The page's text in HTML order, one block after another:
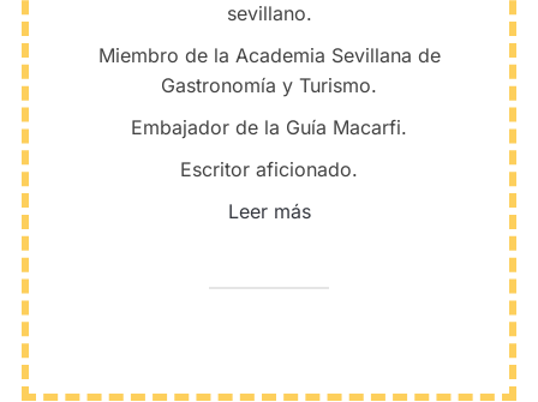
sevillano.
Miembro de la Academia Sevillana de
Gastronomía y Turismo.
Embajador de la Guía Macarfi.
Escritor aficionado.
Leer más